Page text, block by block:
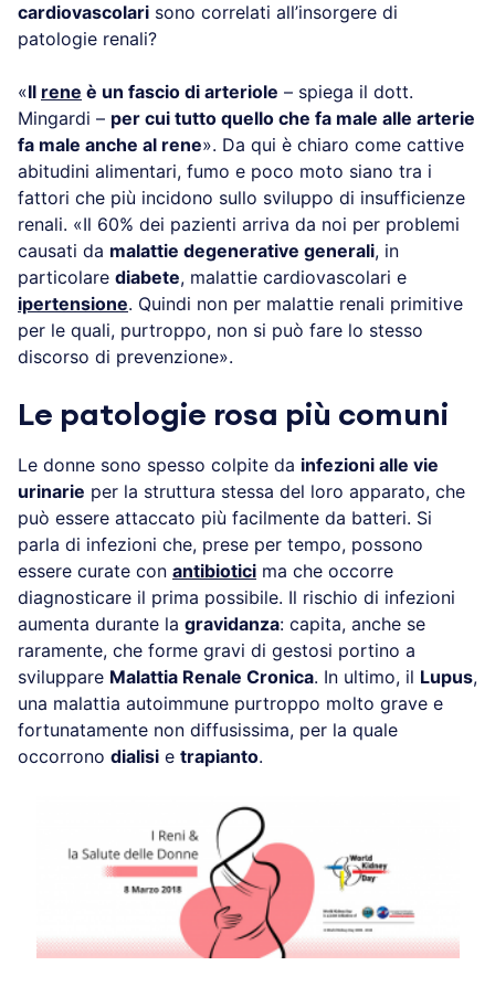
cardiovascolari sono correlati all’insorgere di
patologie renali?
«Il rene è un fascio di arteriole – spiega il dott.
Mingardi – per cui tutto quello che fa male alle arterie
fa male anche al rene». Da qui è chiaro come cattive
abitudini alimentari, fumo e poco moto siano tra i
fattori che più incidono sullo sviluppo di insufficienze
renali. «Il 60% dei pazienti arriva da noi per problemi
causati da malattie degenerative generali, in
particolare diabete, malattie cardiovascolari e
ipertensione. Quindi non per malattie renali primitive
per le quali, purtroppo, non si può fare lo stesso
discorso di prevenzione».
Le patologie rosa più comuni
Le donne sono spesso colpite da infezioni alle vie
urinarie per la struttura stessa del loro apparato, che
può essere attaccato più facilmente da batteri. Si
parla di infezioni che, prese per tempo, possono
essere curate con antibiotici ma che occorre
diagnosticare il prima possibile. Il rischio di infezioni
aumenta durante la gravidanza: capita, anche se
raramente, che forme gravi di gestosi portino a
sviluppare Malattia Renale Cronica. In ultimo, il Lupus,
una malattia autoimmune purtroppo molto grave e
fortunatamente non diffusissima, per la quale
occorrono dialisi e trapianto.